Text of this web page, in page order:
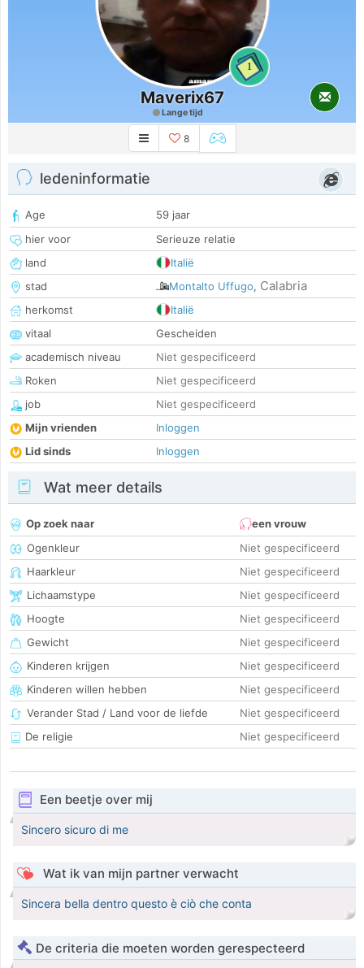
1
Maverix67
Lange tijd
8
ledeninformatie
Age
59 jaar
hier voor
Serieuze relatie
land
Italië
stad
Montalto Uffugo, Calabria
herkomst
Italië
vitaal
Gescheiden
academisch niveau
Niet gespecificeerd
Roken
Niet gespecificeerd
job
Niet gespecificeerd
Mijn vrienden
Inloggen
Lid sinds
Inloggen
Wat meer details
Op zoek naar
een vrouw
Ogenkleur
Niet gespecificeerd
Haarkleur
Niet gespecificeerd
Lichaamstype
Niet gespecificeerd
Hoogte
Niet gespecificeerd
Gewicht
Niet gespecificeerd
Kinderen krijgen
Niet gespecificeerd
Kinderen willen hebben
Niet gespecificeerd
Verander Stad / Land voor de liefde
Niet gespecificeerd
De religie
Niet gespecificeerd
Een beetje over mij
Sincero sicuro di me
Wat ik van mijn partner verwacht
Sincera bella dentro questo è ciò che conta
De criteria die moeten worden gerespecteerd